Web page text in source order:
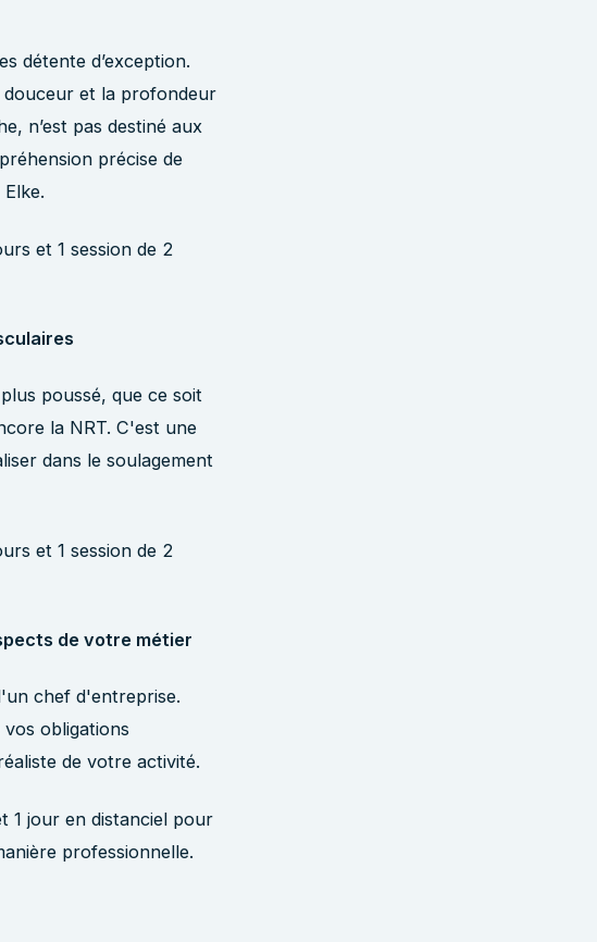
détente d’exception.
et la profondeur
n’est pas destiné aux
précise de
et 1 session de 2
poussé, que ce soit
la NRT. C'est une
dans le soulagement
et 1 session de 2
de votre métier
chef d'entreprise.
obligations
de votre activité.
1 jour en distanciel pour
professionnelle.